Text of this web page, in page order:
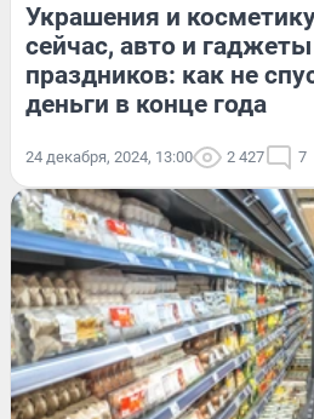
Украшения и
сейчас, авто и
праздников: как не
деньги в конце года
24 декабря, 2024, 13:00 2 427 7